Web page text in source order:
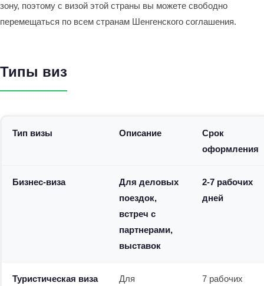
зону, поэтому с визой этой страны вы можете свободно
перемещаться по всем странам Шенгенского соглашения.
Типы виз
Тип визы Описание
Срок
оформления
Бизнес-виза
Для деловых
поездок,
встреч с
партнерами,
выставок
2-7 рабочих
дней
Туристическая виза
Для
7 рабочих